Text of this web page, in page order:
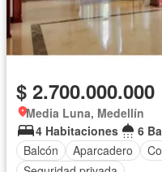
$ 2.700.000.000
Media Luna, Medellín
4 Habitaciones
6
Balcón
Aparcadero